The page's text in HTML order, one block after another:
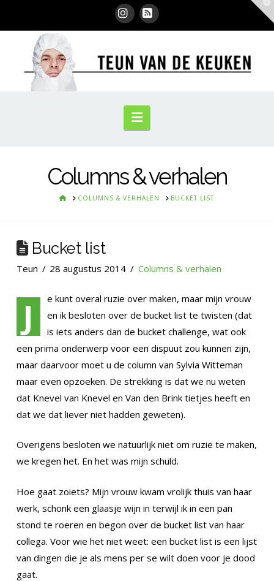
Instagram
RSS
Navigation
Columns & verhalen
HOMECOLUMNS & VERHALEN BUCKET LIST
Bucket list
Teun 28 augustus 2014 Columns & verhalen
J
e kunt overal ruzie over maken, maar mijn vrouw
en ik besloten over de bucket list te twisten (dat
is iets anders dan de bucket challenge, wat ook
een prima onderwerp voor een dispuut zou kunnen zijn,
maar daarvoor moet u de column van Sylvia Witteman
maar even opzoeken. De strekking is dat we nu weten
dat Knevel van Knevel en Van den Brink tietjes heeft en
dat we dat liever niet hadden geweten).
Overigens besloten we natuurlijk niet om ruzie te maken,
we kregen het. En het was mijn schuld.
Hoe gaat zoiets? Mijn vrouw kwam vrolijk thuis van haar
werk, schonk een glaasje wijn in terwijl ik in een pan
stond te roeren en begon over de bucket list van haar
collega. Voor wie het niet weet: een bucket list is een lijst
van dingen die je als mens per se wilt doen voor je dood
gaat.